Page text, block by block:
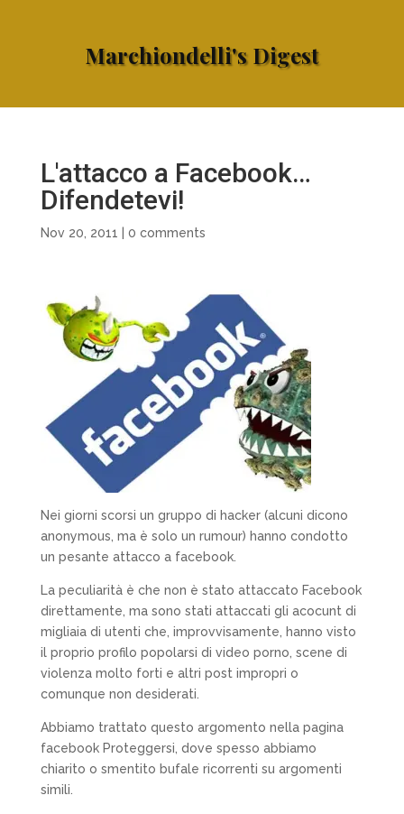
Marchiondelli's Digest
L'attacco a Facebook…
Difendetevi!
Nov 20, 2011 0 comments
Nei giorni scorsi un gruppo di hacker (alcuni dicono
anonymous, ma è solo un rumour) hanno condotto
un pesante attacco a facebook.
La peculiarità è che non è stato attaccato Facebook
direttamente, ma sono stati attaccati gli acocunt di
migliaia di utenti che, improvvisamente, hanno visto
il proprio profilo popolarsi di video porno, scene di
violenza molto forti e altri post impropri o
comunque non desiderati.
Abbiamo trattato questo argomento nella pagina
facebook Proteggersi, dove spesso abbiamo
chiarito o smentito bufale ricorrenti su argomenti
simili.